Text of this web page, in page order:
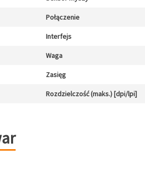
Połączenie
Interfejs
Waga
Zasięg
Rozdzielczość (maks.) [dpi/lpi]